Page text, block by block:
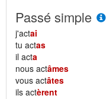
Passé simple
j'actai
tu actas
il acta
nous actâmes
vous actâtes
ils actèrent